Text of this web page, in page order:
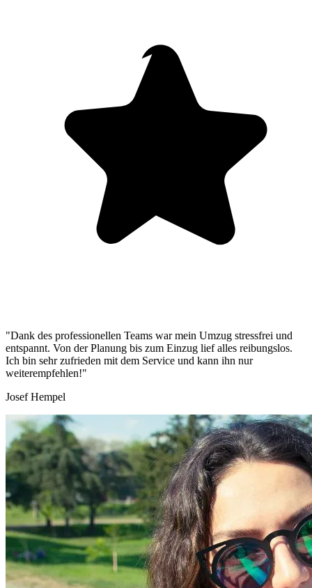
"Dank des professionellen Teams war mein Umzug stressfrei und
entspannt. Von der Planung bis zum Einzug lief alles reibungslos.
Ich bin sehr zufrieden mit dem Service und kann ihn nur
weiterempfehlen!"
Josef Hempel